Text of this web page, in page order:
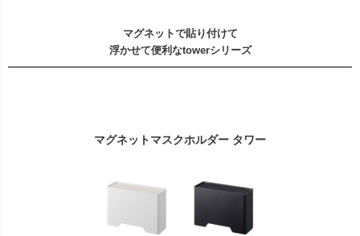
マグネットで貼り付けて
浮かせて便利なtowerシリーズ
マグネットマスクホルダー タワー